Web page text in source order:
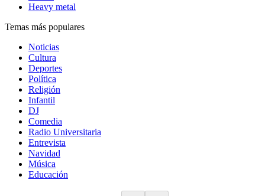
Heavy metal
Temas más populares
Noticias
Cultura
Deportes
Política
Religión
Infantil
DJ
Comedia
Radio Universitaria
Entrevista
Navidad
Música
Educación